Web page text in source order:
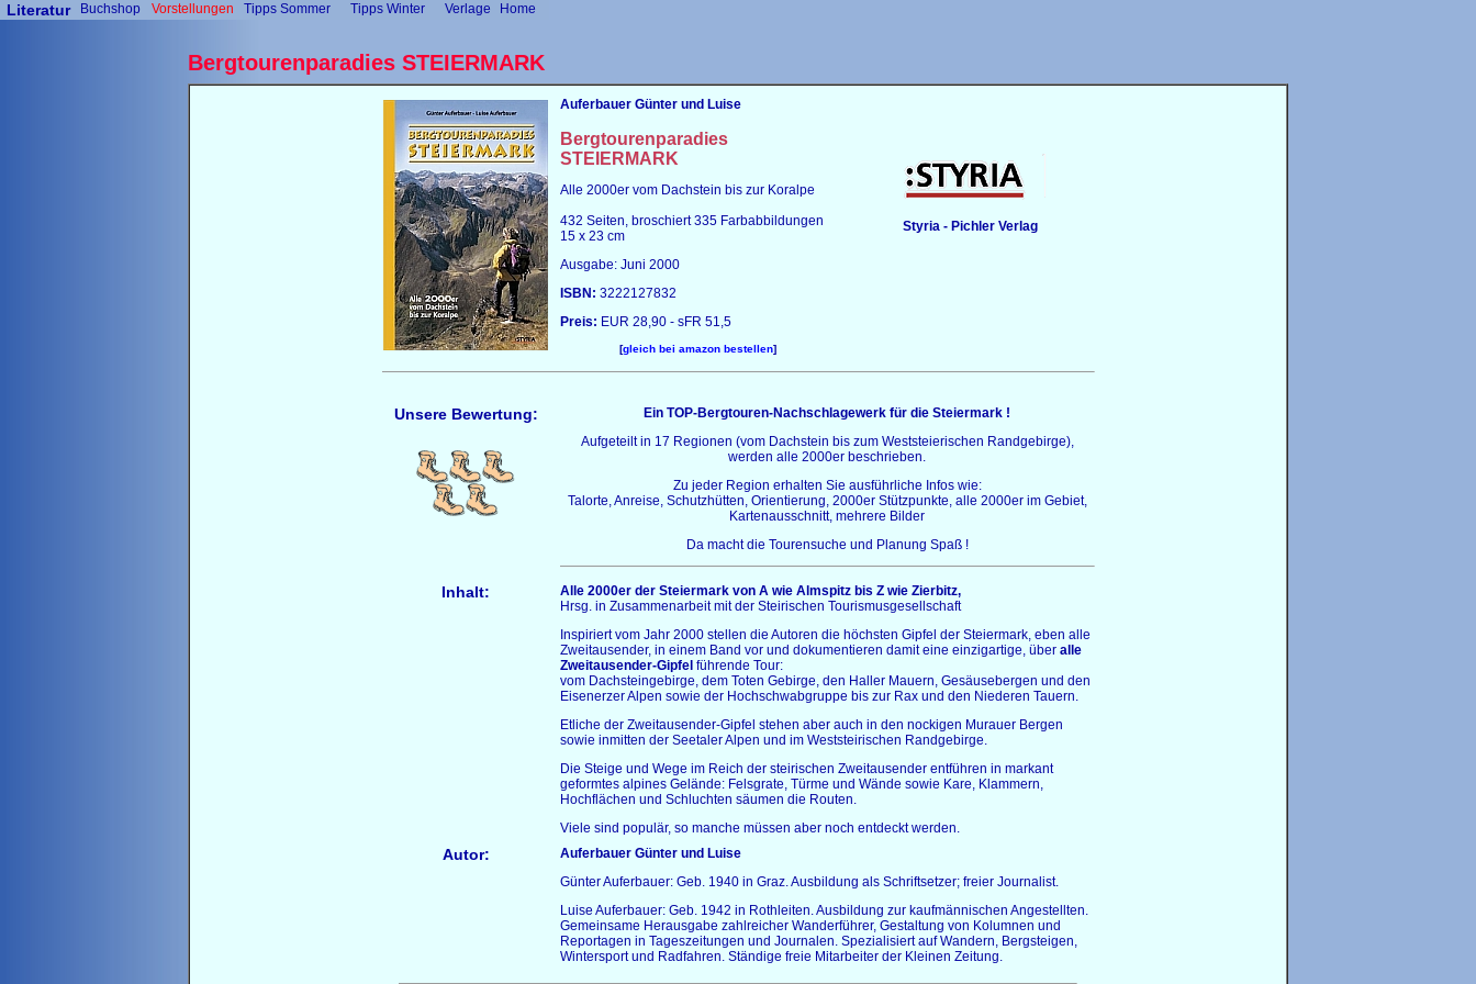
Literatur Buchshop Vorstellungen Tipps Sommer Tipps Winter Verlage Home
Bergtourenparadies STEIERMARK
Auferbauer Günter und Luise
Bergtourenparadies
STEIERMARK
Alle 2000er vom Dachstein bis zur Koralpe
432 Seiten, broschiert 335 Farbabbildungen
15 x 23 cm
Ausgabe: Juni 2000
ISBN: 3222127832
Preis: EUR 28,90 - sFR 51,5
[gleich bei amazon bestellen]
Styria - Pichler Verlag
Unsere Bewertung:
Ein TOP-Bergtouren-Nachschlagewerk für die Steiermark !
Aufgeteilt in 17 Regionen (vom Dachstein bis zum Weststeierischen Randgebirge),
werden alle 2000er beschrieben.
Zu jeder Region erhalten Sie ausführliche Infos wie:
Talorte, Anreise, Schutzhütten, Orientierung, 2000er Stützpunkte, alle 2000er im Gebiet,
Kartenausschnitt, mehrere Bilder
Da macht die Tourensuche und Planung Spaß !
Inhalt:
Alle 2000er der Steiermark von A wie Almspitz bis Z wie Zierbitz,
Hrsg. in Zusammenarbeit mit der Steirischen Tourismusgesellschaft
Inspiriert vom Jahr 2000 stellen die Autoren die höchsten Gipfel der Steiermark, eben alle
Zweitausender, in einem Band vor und dokumentieren damit eine einzigartige, über alle
Zweitausender-Gipfel führende Tour:
vom Dachsteingebirge, dem Toten Gebirge, den Haller Mauern, Gesäusebergen und den
Eisenerzer Alpen sowie der Hochschwabgruppe bis zur Rax und den Niederen Tauern.
Etliche der Zweitausender-Gipfel stehen aber auch in den nockigen Murauer Bergen
sowie inmitten der Seetaler Alpen und im Weststeirischen Randgebirge.
Die Steige und Wege im Reich der steirischen Zweitausender entführen in markant
geformtes alpines Gelände: Felsgrate, Türme und Wände sowie Kare, Klammern,
Hochflächen und Schluchten säumen die Routen.
Viele sind populär, so manche müssen aber noch entdeckt werden.
Autor: Auferbauer Günter und Luise
Günter Auferbauer: Geb. 1940 in Graz. Ausbildung als Schriftsetzer; freier Journalist.
Luise Auferbauer: Geb. 1942 in Rothleiten. Ausbildung zur kaufmännischen Angestellten.
Gemeinsame Herausgabe zahlreicher Wanderführer, Gestaltung von Kolumnen und
Reportagen in Tageszeitungen und Journalen. Spezialisiert auf Wandern, Bergsteigen,
Wintersport und Radfahren. Ständige freie Mitarbeiter der Kleinen Zeitung.